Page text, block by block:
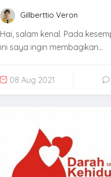
Gillberttio Veron
Hai, salam kenal. Pada
ini saya ingin membagikan...
08 Aug 2021